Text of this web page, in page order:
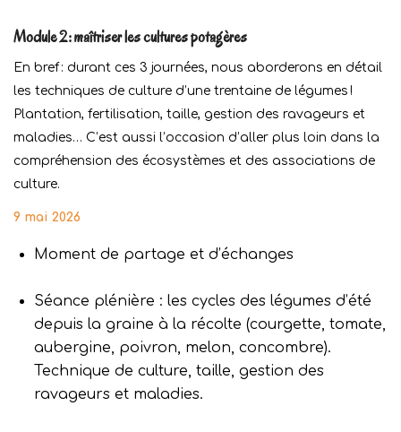
Module 2 : maîtriser les cultures potagères
En bref : durant ces 3 journées, nous aborderons en détail
les techniques de culture d’une trentaine de légumes !
Plantation, fertilisation, taille, gestion des ravageurs et
maladies… C’est aussi l’occasion d’aller plus loin dans la
compréhension des écosystèmes et des associations de
culture.
9 mai 2026
Moment de partage et d’échanges
Séance plénière : les cycles des légumes d’été
depuis la graine à la récolte (courgette, tomate,
aubergine, poivron, melon, concombre).
Technique de culture, taille, gestion des
ravageurs et maladies.